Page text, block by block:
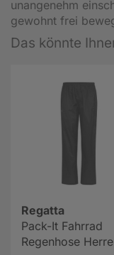
unangenehm
gewohnt frei
Das könnte
Regatta
Pack-It Fahrrad
Regenhose